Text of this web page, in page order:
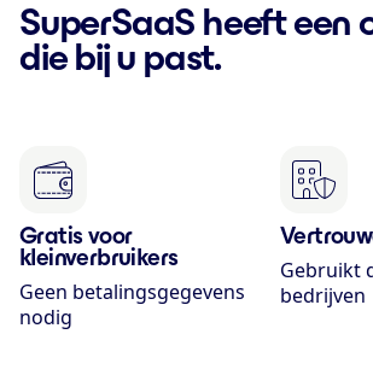
SuperSaaS heeft een
die bij u past.
Gratis voor
kleinverbruikers
Geen betalingsgegevens
nodig
Gebruikt
bedrijven